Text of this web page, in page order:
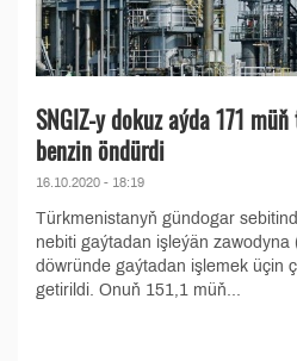
SNGIZ-y dokuz aýda 171
benzin öndürdi
16.10.2020 - 18:19
Türkmenistanyň gündogar
nebiti gaýtadan işleýän
döwründe gaýtadan işlemek üçin
getirildi. Onuň 151,1 müň...